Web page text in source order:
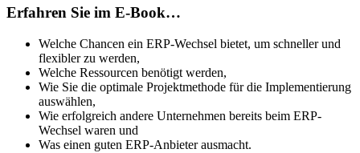
Erfahren Sie im E-Book…
Welche Chancen ein ERP-Wechsel bietet, um schneller und
flexibler zu werden,
Welche Ressourcen benötigt werden,
Wie Sie die optimale Projektmethode für die Implementierung
auswählen,
Wie erfolgreich andere Unternehmen bereits beim ERP-
Wechsel waren und
Was einen guten ERP-Anbieter ausmacht.